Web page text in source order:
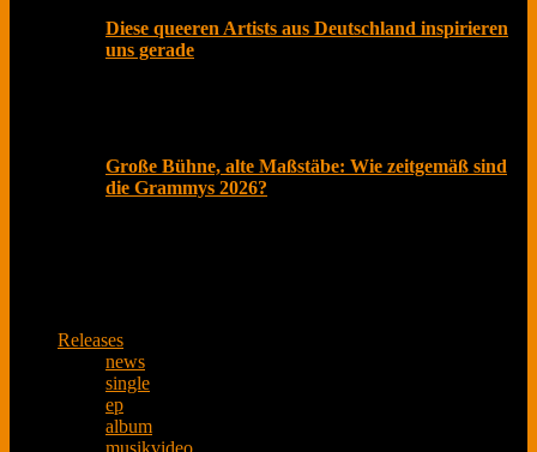
Diese queeren Artists aus Deutschland inspirieren
uns gerade
Große Bühne, alte Maßstäbe: Wie zeitgemäß sind
die Grammys 2026?
Releases
news
single
ep
album
musikvideo